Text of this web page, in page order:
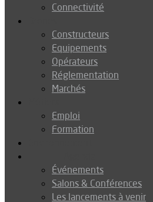
Connectivité
Constructeurs
Equipements
Opérateurs
Réglementation
Marchés
Emploi
Formation
Événements
Salons & Conférences
Les lancements à venir